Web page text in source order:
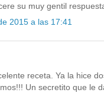
su muy gentil
2015 a las 17:41
receta. Ya la hice
Un secretito que le